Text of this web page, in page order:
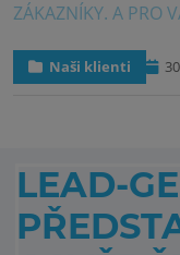
ZÁKAZNÍKY. A PRO
Naši klienti
LEAD-